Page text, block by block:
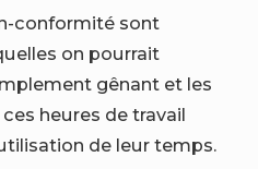
conformité sont
on pourrait
gênant et les
heures de travail
de leur temps.